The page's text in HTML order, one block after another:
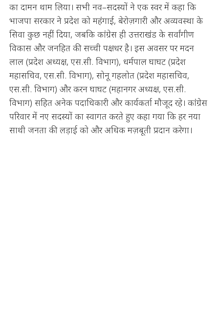
का दामन थाम लिया। सभी नव–सदस्यों ने एक स्वर में कहा कि
भाजपा सरकार ने प्रदेश को महंगाई, बेरोज़गारी और अव्यवस्था के
सिवा कुछ नहीं दिया, जबकि कांग्रेस ही उत्तराखंड के सर्वांगीण
विकास और जनहित की सच्ची पक्षधर है। इस अवसर पर मदन
लाल (प्रदेश अध्यक्ष, एस.सी. विभाग), धर्मपाल घाघट (प्रदेश
महासचिव, एस.सी. विभाग), सोनू गहलोत (प्रदेश महासचिव,
एस.सी. विभाग) और करन घाघट (महानगर अध्यक्ष, एस.सी.
विभाग) सहित अनेक पदाधिकारी और कार्यकर्ता मौजूद रहे। कांग्रेस
परिवार में नए सदस्यों का स्वागत करते हुए कहा गया कि हर नया
साथी जनता की लड़ाई को और अधिक मज़बूती प्रदान करेगा।